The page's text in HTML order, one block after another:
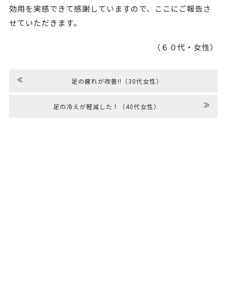
効用を実感できて感謝していますので、ここにご報告さ
せていただきます。
（６０代・女性）
≪ 足の疲れが改善!!（30代女性）
足の冷えが軽減した！（40代女性） ≫